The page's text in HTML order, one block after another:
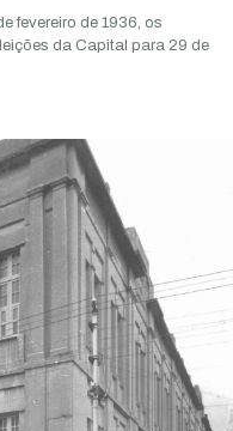
fevereiro de 1936, os
da Capital para 29 de